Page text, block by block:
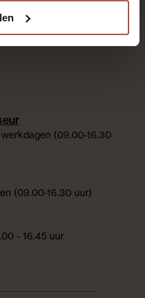
(09.00-16.30
(09.00-16.30 uur)
- 16.45 uur